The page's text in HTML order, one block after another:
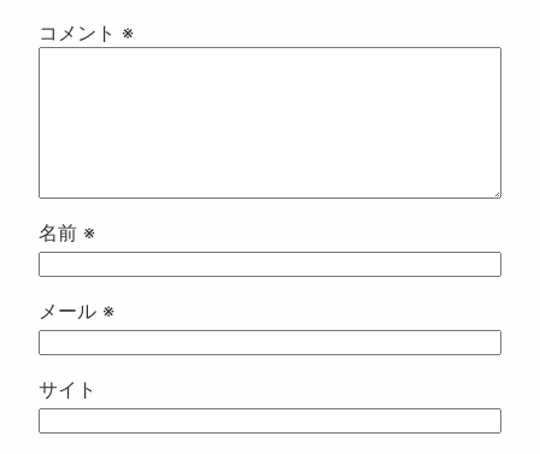
コメント ※
名前 ※
メール ※
サイト